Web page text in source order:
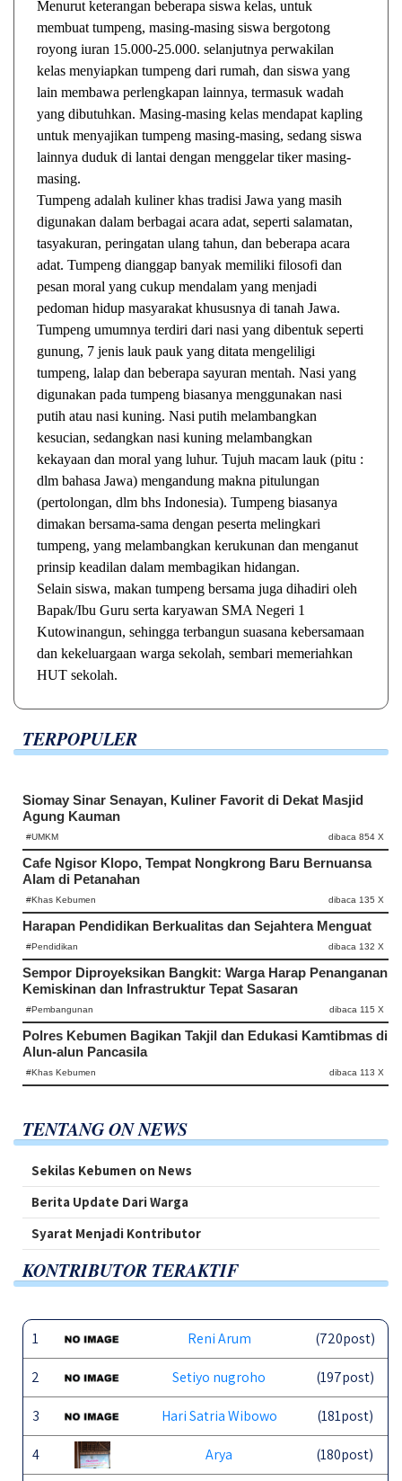
Menurut keterangan beberapa siswa kelas, untuk
membuat tumpeng, masing-masing siswa bergotong
royong iuran 15.000-25.000. selanjutnya perwakilan
kelas menyiapkan tumpeng dari rumah, dan siswa yang
lain membawa perlengkapan lainnya, termasuk wadah
yang dibutuhkan. Masing-masing kelas mendapat kapling
untuk menyajikan tumpeng masing-masing, sedang siswa
lainnya duduk di lantai dengan menggelar tiker masing-
masing.
Tumpeng adalah kuliner khas tradisi Jawa yang masih
digunakan dalam berbagai acara adat, seperti salamatan,
tasyakuran, peringatan ulang tahun, dan beberapa acara
adat. Tumpeng dianggap banyak memiliki filosofi dan
pesan moral yang cukup mendalam yang menjadi
pedoman hidup masyarakat khususnya di tanah Jawa.
Tumpeng umumnya terdiri dari nasi yang dibentuk seperti
gunung, 7 jenis lauk pauk yang ditata mengeliligi
tumpeng, lalap dan beberapa sayuran mentah. Nasi yang
digunakan pada tumpeng biasanya menggunakan nasi
putih atau nasi kuning. Nasi putih melambangkan
kesucian, sedangkan nasi kuning melambangkan
kekayaan dan moral yang luhur. Tujuh macam lauk (pitu :
dlm bahasa Jawa) mengandung makna pitulungan
(pertolongan, dlm bhs Indonesia). Tumpeng biasanya
dimakan bersama-sama dengan peserta melingkari
tumpeng, yang melambangkan kerukunan dan menganut
prinsip keadilan dalam membagikan hidangan.
Selain siswa, makan tumpeng bersama juga dihadiri oleh
Bapak/Ibu Guru serta karyawan SMA Negeri 1
Kutowinangun, sehingga terbangun suasana kebersamaan
dan kekeluargaan warga sekolah, sembari memeriahkan
HUT sekolah.
TERPOPULER
Siomay Sinar Senayan, Kuliner Favorit di Dekat Masjid
Agung Kauman
#UMKM dibaca 854 X
Cafe Ngisor Klopo, Tempat Nongkrong Baru Bernuansa
Alam di Petanahan
#Khas Kebumen dibaca 135 X
Harapan Pendidikan Berkualitas dan Sejahtera Menguat
#Pendidikan dibaca 132 X
Sempor Diproyeksikan Bangkit: Warga Harap Penanganan
Kemiskinan dan Infrastruktur Tepat Sasaran
#Pembangunan dibaca 115 X
Polres Kebumen Bagikan Takjil dan Edukasi Kamtibmas di
Alun-alun Pancasila
#Khas Kebumen dibaca 113 X
TENTANG ON NEWS
Sekilas Kebumen on News
Berita Update Dari Warga
Syarat Menjadi Kontributor
KONTRIBUTOR TERAKTIF
1 Reni Arum (720post)
2 Setiyo nugroho (197post)
3 Hari Satria Wibowo (181post)
4 Arya (180post)